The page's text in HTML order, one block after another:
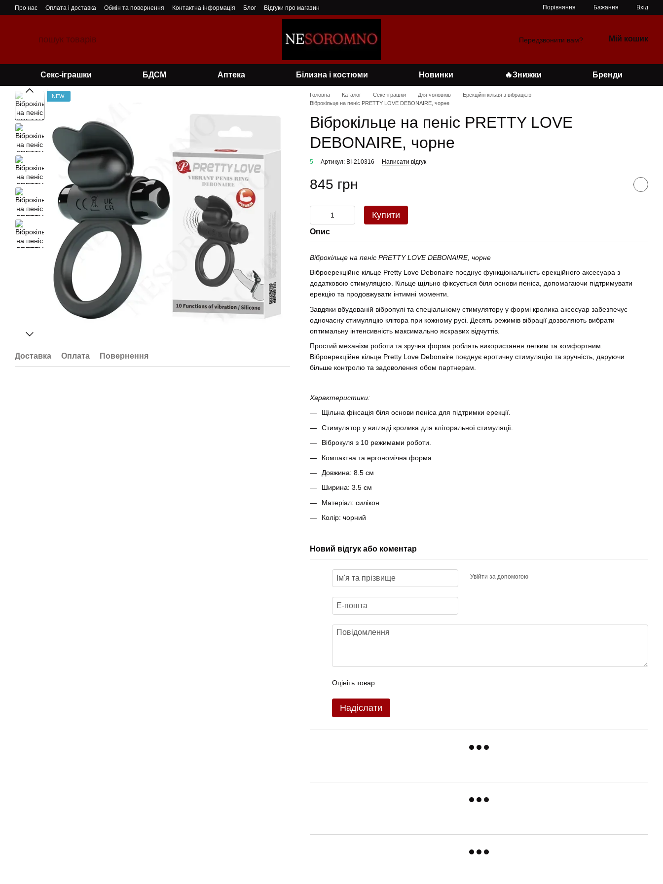
Перейти до основного контенту
Про нас Оплата і доставка Обмін та повернення Контактна інформація Блог Відгуки про магазин Порівняння Бажання Вхід
Передзвонити вам? Мій кошик
Секс-іграшки БДСМ Аптека Білизна і костюми Новинки 🔥Знижки Бренди
NEW
Доставка Оплата Повернення
Головна Каталог Секс-іграшки Для чоловіків
Ерекційні кільця з вібрацією
Віброкільце на пеніс PRETTY LOVE DEBONAIRE, чорне
Віброкільце на пеніс PRETTY LOVE
DEBONAIRE, чорне
5 Артикул: BI-210316 Написати відгук
845 грн
Купити
Опис
Віброкільце на пеніс PRETTY LOVE DEBONAIRE, чорне
Віброерекційне кільце Pretty Love Debonaire поєднує функціональність ерекційного аксесуара з
додатковою стимуляцією. Кільце щільно фіксується біля основи пеніса, допомагаючи підтримувати
ерекцію та продовжувати інтимні моменти.
Завдяки вбудованій вібропулі та спеціальному стимулятору у формі кролика аксесуар забезпечує
одночасну стимуляцію клітора при кожному русі. Десять режимів вібрації дозволяють вибрати
оптимальну інтенсивність максимально яскравих відчуттів.
Простий механізм роботи та зручна форма роблять використання легким та комфортним.
Віброерекційне кільце Pretty Love Debonaire поєднує еротичну стимуляцію та зручність, даруючи
більше контролю та задоволення обом партнерам.
Характеристики:
Щільна фіксація біля основи пеніса для підтримки ерекції.
Стимулятор у вигляді кролика для кліторальної стимуляції.
Віброкуля з 10 режимами роботи.
Компактна та ергономічна форма.
Довжина: 8.5 см
Ширина: 3.5 см
Матеріал: силікон
Колір: чорний
Новий відгук або коментар
Увійти за допомогою
Оцініть товар
Надіслати